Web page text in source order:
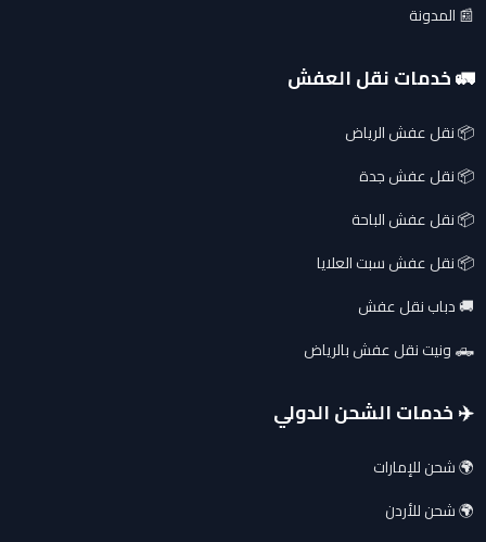
📰 المدونة
🚛 خدمات نقل العفش
📦 نقل عفش الرياض
📦 نقل عفش جدة
📦 نقل عفش الباحة
📦 نقل عفش سبت العلايا
🚚 دباب نقل عفش
🛻 ونيت نقل عفش بالرياض
✈️ خدمات الشحن الدولي
🌍 شحن للإمارات
🌍 شحن للأردن